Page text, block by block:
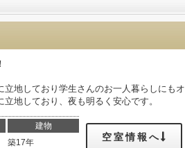
地しており学生さんのお一人暮らしにもオ
地しており、夜も明るく安心です。
建物
築17年
空室情報へ